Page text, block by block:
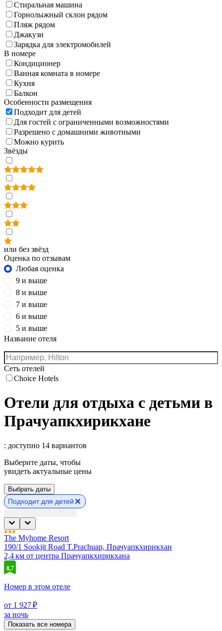
Стиральная машина
Горнолыжный склон рядом
Пляж рядом
Джакузи
Зарядка для электромобилей
В номере
Кондиционер
Ванная комната в номере
Кухня
Балкон
Особенности размещения
Подходит для детей
Для гостей с ограниченными возможностями
Разрешено с домашними животными
Можно курить
Звёзды
или без звёзд
Оценка по отзывам
Любая оценка
9 и выше
8 и выше
7 и выше
6 и выше
5 и выше
Название отеля
Сеть отелей
Choice Hotels
Отели для отдыха с детьми в
Прачуапкхирикхане
: доступно 14 вариантов
Выберите даты, чтобы
увидеть актуальные цены
Выбрать даты
Подходит для детей
The Myhome Resort
190/1 Sookjit Road T.Prachuap, Прачуапкхирикхан
2,4 км от центра Прачуапкхирикхана
8,7
Номер в этом отеле
от 1 927 ₽
за ночь
Показать все номера